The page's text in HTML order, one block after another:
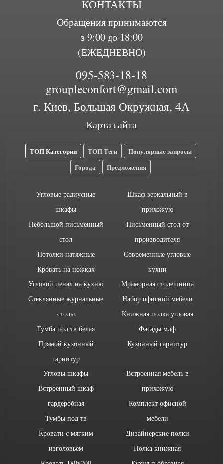
КОНТАКТЫ
Обращения принимаются
з 9:00 до 18:00
(ЕЖЕДНЕВНО)
095-583-18-18
groupleconfort@gmail.com
г. Киев, Большая Окружная, 4А
Карта сайта
ТОП Категории ТОП Теги
Популярные запросы
Города
Предложения
Угловые радиусные
шкафы
Небольшой письменный
стол
Потолки натяжные
Кровать на ножках
Угловой пенал на кухню
Стеклянные журнальные
столы
Тумба под тв белая
Прямой кухонный
гарнитур
Шкаф зеркальный в
прихожую
Письменный стол от
производителя
Современные угловые
кухни
Мраморная столешница
Набор офисной мебели
Книжная полка угловая
Фасады мдф
Кухонный гарнитур
Угловы шкафы
Встроенный шкаф
гардеробная
Тумбы под тв
Кровати с мягким
изголовьем
Встроенная мебель в
прихожую
Комплект офисной
мебели
Дизайнерские полки
Полка книжная